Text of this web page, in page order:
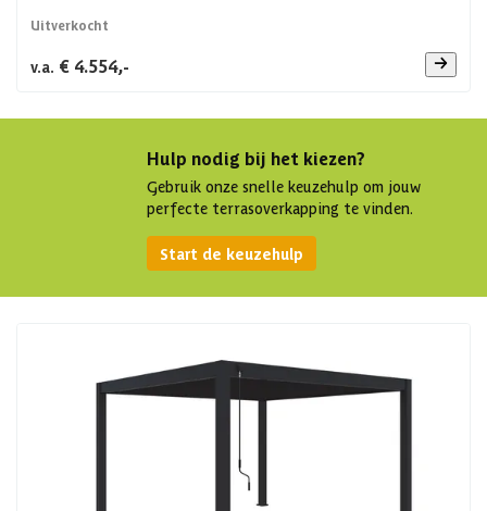
Uitverkocht
v.a. € 4.554,-
Hulp nodig bij het kiezen?
Gebruik onze snelle keuzehulp om jouw
perfecte terrasoverkapping te vinden.
Start de keuzehulp